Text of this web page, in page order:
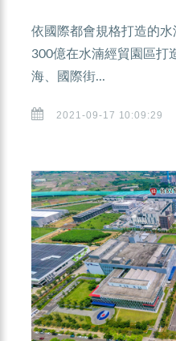
依國際都會規格打造的
300億在水湳經貿園區打
海、國際街...
2021-09-17 10:09:29